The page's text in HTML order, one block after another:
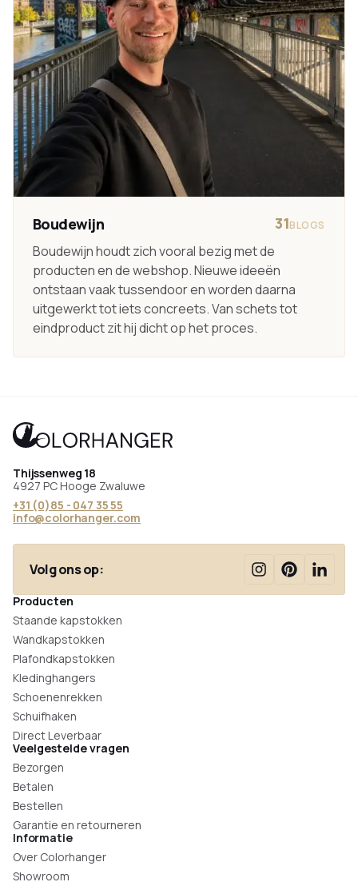
Boudewijn 31BLOGS
Boudewijn houdt zich vooral bezig met de
producten en de webshop. Nieuwe ideeën
ontstaan vaak tussendoor en worden daarna
uitgewerkt tot iets concreets. Van schets tot
eindproduct zit hij dicht op het proces.
Thijssenweg 18
4927 PC Hooge Zwaluwe
+31 (0)85 - 047 35 55
info@colorhanger.com
Volg ons op:
Producten
Staande kapstokken
Wandkapstokken
Plafondkapstokken
Kledinghangers
Schoenenrekken
Schuifhaken
Direct Leverbaar
Veelgestelde vragen
Bezorgen
Betalen
Bestellen
Garantie en retourneren
Informatie
Over Colorhanger
Showroom